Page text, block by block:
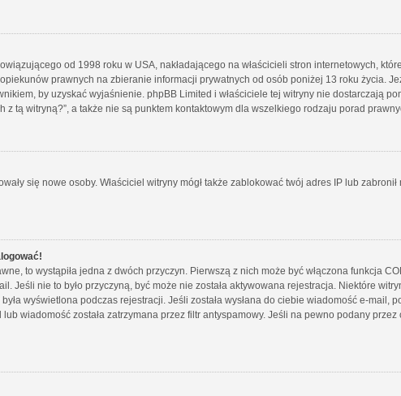
od 1998 roku w USA, nakładającego na właścicieli stron internetowych,
prawnych na zbieranie informacji prywatnych od osób poniżej 13 roku życia.
by uzyskać wyjaśnienie. phpBB Limited i właściciele tej witryny nie dostarczają
tą witryną?”, a także nie są punktem kontaktowym dla wszelkiego rodzaju porad
się nowe osoby. Właściciel witryny mógł także zablokować twój adres IP lub
to wystąpiła jedna z dwóch przyczyn. Pierwszą z nich może być włączona funkcja
Jeśli nie to było przyczyną, być może nie została aktywowana rejestracja. Niektóre
wyświetlona podczas rejestracji. Jeśli została wysłana do ciebie wiadomość e-
wiadomość została zatrzymana przez filtr antyspamowy. Jeśli na pewno podany